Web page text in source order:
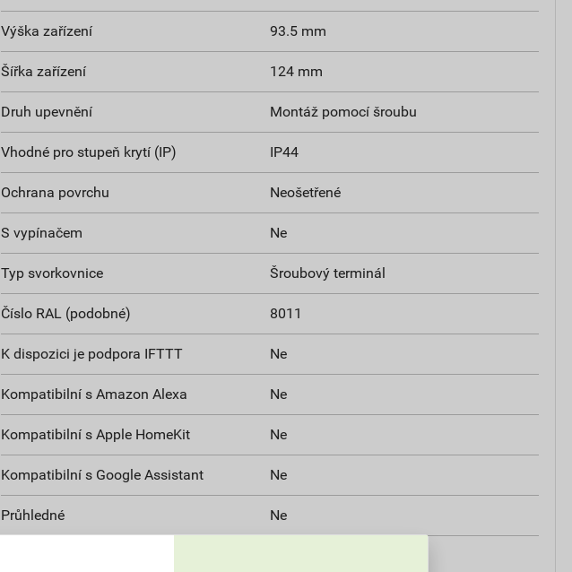
Výška zařízení 93.5 mm
Šířka zařízení 124 mm
Druh upevnění Montáž pomocí šroubu
Vhodné pro stupeň krytí (IP) IP44
Ochrana povrchu Neošetřené
S vypínačem Ne
Typ svorkovnice Šroubový terminál
Číslo RAL (podobné) 8011
K dispozici je podpora IFTTT Ne
Kompatibilní s Amazon Alexa Ne
Kompatibilní s Apple HomeKit Ne
Kompatibilní s Google Assistant Ne
Průhledné Ne